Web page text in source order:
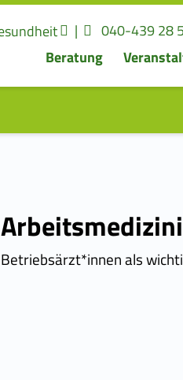
Kontaktieren Sie uns
| Rufen Sie uns an:
040-439 28
Beratung
Betriebsärzt*innen als